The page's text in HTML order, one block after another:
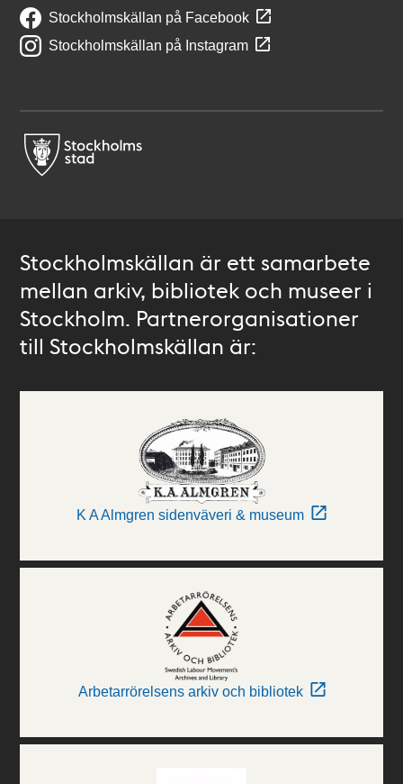
Stockholmskällan på Facebook
Stockholmskällan på Instagram
Stockholmskällan är ett samarbete
mellan arkiv, bibliotek och museer i
Stockholm. Partnerorganisationer
till Stockholmskällan är:
K A Almgren sidenväveri & museum
Arbetarrörelsens arkiv och bibliotek